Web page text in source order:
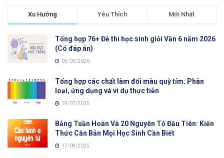
Xu Hướng Yêu Thích Mới Nhất
Tổng hợp 76+ Đề thi học sinh giỏi Văn 6 năm 2026
(Có đáp án)
05/03/2026
Tổng hợp các chất làm đổi màu quỳ tím: Phân
loại, ứng dụng và ví dụ thực tiễn
19/07/2025
Bảng Tuần Hoàn Và 20 Nguyên Tố Đầu Tiên: Kiến
Thức Căn Bản Mọi Học Sinh Cần Biết
17/08/2025